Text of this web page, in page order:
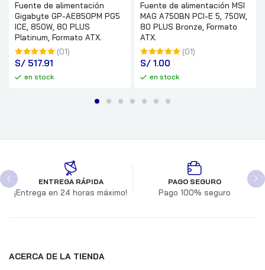
Fuente de alimentación
Gigabyte GP-AE850PM PG5
ICE, 850W, 80 PLUS
Platinum, Formato ATX.
(01)
S/ 517.91
en stock
Fuente de alimentación MSI
MAG A750BN PCI-E 5, 750W,
80 PLUS Bronze, Formato
ATX.
(01)
S/ 1.00
en stock
ENTREGA RÁPIDA
¡Entrega en 24 horas máximo!
PAGO SEGURO
Pago 100% seguro
ACERCA DE LA TIENDA